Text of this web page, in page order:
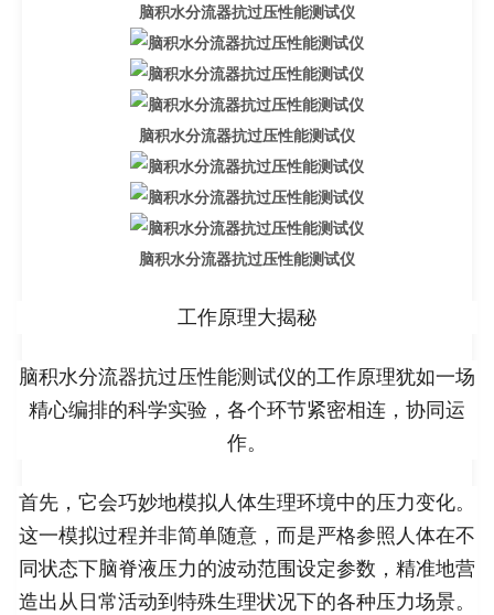
脑积水分流器抗过压性能测试仪
脑积水分流器抗过压性能测试仪
脑积水分流器抗过压性能测试仪
工作原理大揭秘
脑积水分流器抗过压性能测试仪的工作原理犹如一场
精心编排的科学实验，各个环节紧密相连，协同运
作。
首先，它会巧妙地模拟人体生理环境中的压力变化。
这一模拟过程并非简单随意，而是严格参照人体在不
同状态下脑脊液压力的波动范围设定参数，精准地营
造出从日常活动到特殊生理状况下的各种压力场景。